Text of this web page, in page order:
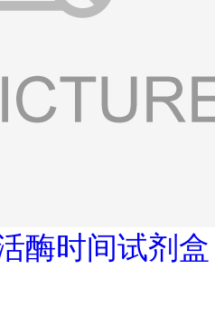
酶时间试剂盒